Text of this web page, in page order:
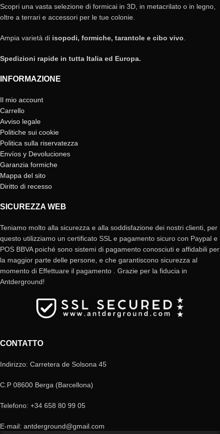
Scopri una vasta selezione di formicai in 3D, in metacrilato o in legno,
oltre a terrari e accessori per le tue colonie.
Ampia varietà di isopodi, formiche, tarantole e cibo vivo
Spedizioni rapide in tutta Italia ed Europa.
INFORMAZIONE
Il mio account
Carrello
Avviso legale
Politiche sui cookie
Politica sulla riservatezza
Envíos y Devoluciones
Garanzia formiche
Mappa del sito
Diritto di recesso
SICUREZZA WEB
Teniamo molto alla sicurezza e alla soddisfazione dei nostri clienti, per
questo utilizziamo un certificato SSL e pagamento sicuro con Paypal e
POS BBVA poiché sono sistemi di pagamento conosciuti e affidabili per
la maggior parte delle persone, e che garantiscono sicurezza al
momento di Effettuare il pagamento . Grazie per la fiducia in
Antderground!
CONTATTO
Indirizzo: Carretera de Solsona 45
C.P 08600 Berga (Barcellona)
Telefono: +34 658 80 99 05
E-mail: antderground@gmail.com